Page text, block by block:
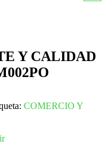
Y CALIDAD
COMERCIO Y